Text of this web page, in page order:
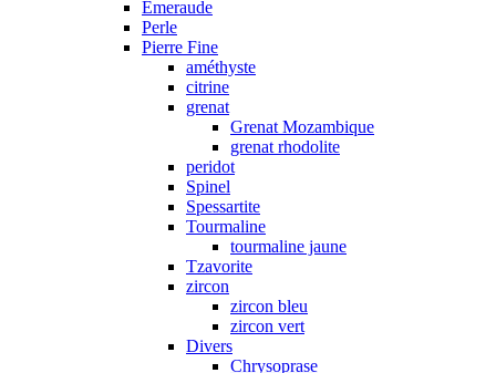
Émeraude
Perle
Pierre Fine
améthyste
citrine
grenat
Grenat Mozambique
grenat rhodolite
peridot
Spinel
Spessartite
Tourmaline
tourmaline jaune
Tzavorite
zircon
zircon bleu
zircon vert
Divers
Chrysoprase